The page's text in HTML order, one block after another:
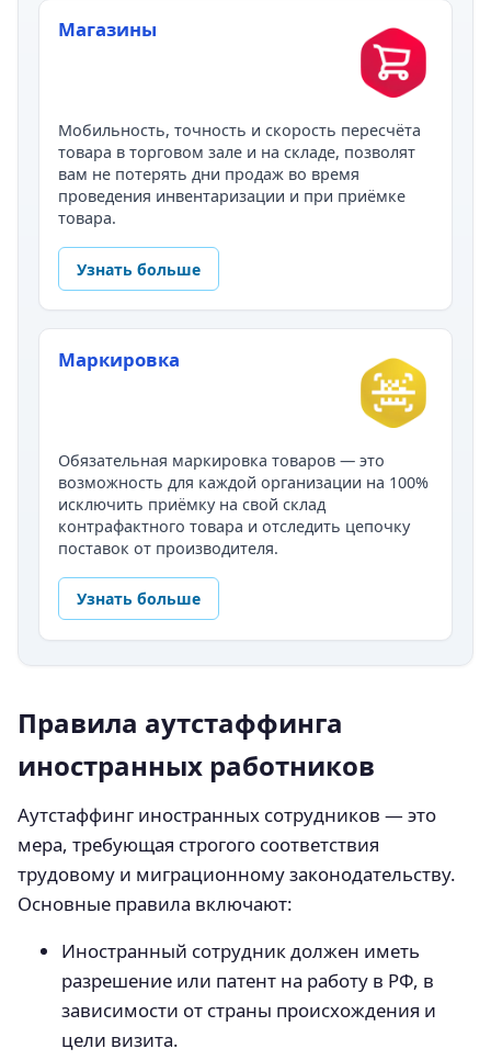
Магазины
Мобильность, точность и скорость пересчёта
товара в торговом зале и на складе, позволят
вам не потерять дни продаж во время
проведения инвентаризации и при приёмке
товара.
Узнать больше
Маркировка
Обязательная маркировка товаров — это
возможность для каждой организации на 100%
исключить приёмку на свой склад
контрафактного товара и отследить цепочку
поставок от производителя.
Узнать больше
Правила аутстаффинга
иностранных работников
Аутстаффинг иностранных сотрудников — это
мера, требующая строгого соответствия
трудовому и миграционному законодательству.
Основные правила включают:
Иностранный сотрудник должен иметь
разрешение или патент на работу в РФ, в
зависимости от страны происхождения и
цели визита.